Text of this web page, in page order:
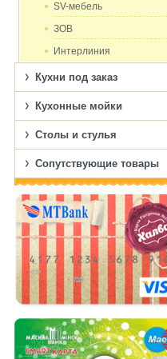
SV-мебель
ЗОВ
Интерлиния
Кухни под заказ
Кухонные мойки
Столы и стулья
Сопутствующие товары